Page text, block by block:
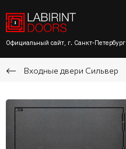
Официальный сайт, г. Санкт-Петербург
Входные двери Сильвер